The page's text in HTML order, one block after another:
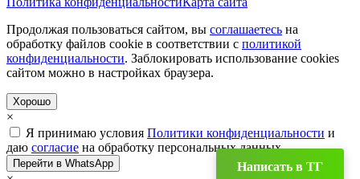
Написать в TГ
Продолжая пользоваться сайтом, вы соглашаетесь на
обработку файлов cookie в соответствии с политикой
конфиденциальности. Заблокировать использование cookies
сайтом можно в настройках браузера.
Хорошо
×
Я принимаю условия Политики конфиденциальности и
даю согласие на обработку персональных данных.
Перейти в WhatsApp